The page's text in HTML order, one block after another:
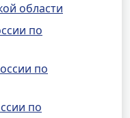
области
по
по
по